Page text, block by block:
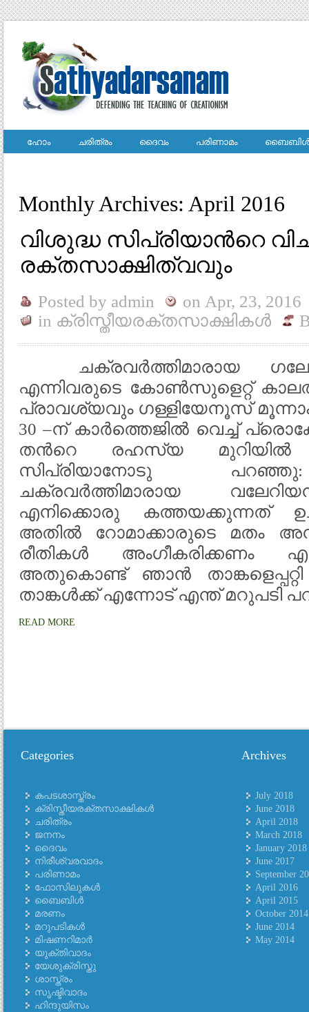
ഹോം ചരിത്രം ദൈവം പരിണാമം
Monthly Archives: April 2016
വിശുദ്ധ സിപ്രിയാന്‍റെ
രക്തസാക്ഷിത്വവും
Posted by admin on Apr, 23, 2016
in ക്രിസ്തീയരക്തസാക്ഷികള്‍
ചക്രവര്‍ത്തിമാരായ
എന്നിവരുടെ കോണ്‍സുളെറ്റ്
പ്രാവശ്യവും ഗള്ളിയേനൂസ്
30 –ന് കാര്‍ത്തെജില്‍ വെച്ച്
തന്‍റെ രഹസ്യ മുറിയില്‍
സിപ്രിയാനോടു
ചക്രവര്‍ത്തിമാരായ
എനിക്കൊരു കത്തയക്കുന്നത്
അതില്‍ റോമാക്കാരുടെ മതം
രീതികള്‍ അംഗീകരിക്കണം
അതുകൊണ്ട് ഞാന്‍
താങ്കള്‍ക്ക് എന്നോട് എന്ത് മറുപടി
READ MORE
Categories
കപടശാസ്ത്രം
ക്രിസ്തീയരക്തസാക്ഷികള്‍
ചരിത്രം
ജനനം
ദൈവം
നിരീശ്വരവാദം
പരിണാമം
ഫോസിലുകള്‍
ബൈബിള്‍
മരണം
മറുപടികള്‍
മിഷണറിമാര്‍
യുക്തിവാദം
യേശുക്രിസ്തു
ശാസ്ത്രം
സൃഷ്ടിവാദം
ഹിന്ദുയിസം
Archives
July 2018
June 2018
April 2018
March 2018
January 2018
June 2017
September
April 2016
April 2015
October 2014
June 2014
May 2014